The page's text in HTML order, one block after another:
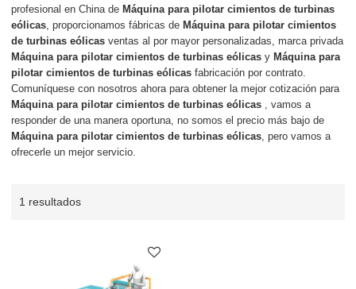
profesional en China de Máquina para pilotar cimientos de turbinas
eólicas , proporcionamos fábricas de Máquina para pilotar cimientos
de turbinas eólicas ventas al por mayor personalizadas, marca privada
Máquina para pilotar cimientos de turbinas eólicas y Máquina para
pilotar cimientos de turbinas eólicas fabricación por contrato.
Comuníquese con nosotros ahora para obtener la mejor cotización para
Máquina para pilotar cimientos de turbinas eólicas , vamos a
responder de una manera oportuna, no somos el precio más bajo de
Máquina para pilotar cimientos de turbinas eólicas , pero vamos a
ofrecerle un mejor servicio.
1 resultados